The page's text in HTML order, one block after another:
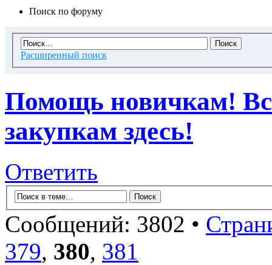
Поиск по форуму
Расширенный поиск
Помощь новичкам!
закупкам здесь!
Ответить
Сообщений: 3802 •
379, 380, 381